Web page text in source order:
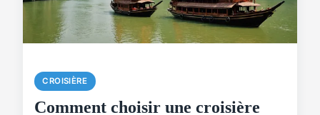
CROISIÈRE
Comment choisir une croisière